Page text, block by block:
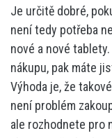
Je určitě dobré,
není tedy potřeba
nové a nové
nákupu, pak máte
Výhoda je, že
není problém
ale rozhodnete pro